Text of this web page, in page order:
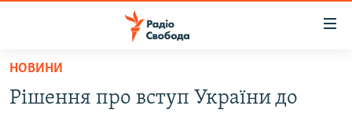
Перейти
основного
НОВИНИ
Рішення про вступ України до